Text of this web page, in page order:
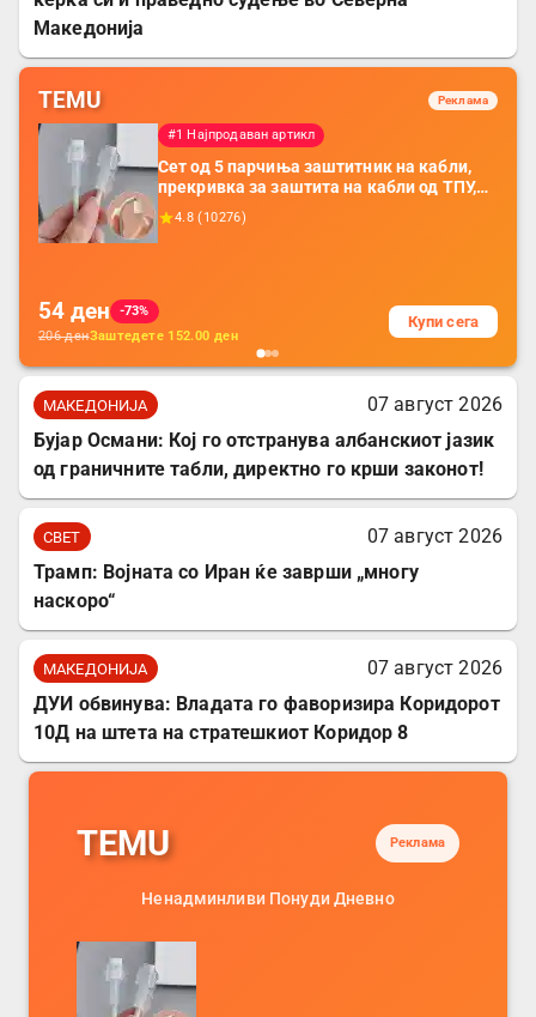
Македонија
TEMU Реклама
#1 Најпродаван артикл
Сет од 5 парчиња заштитник на кабли,
прекривка за заштита на кабли од ТПУ,
додатоци за заштита на кабли, без
батерија, за мобилни телефони, комплет
4.8 ( 10276)
54 ден
-73%
206денЗаштедете 152.00 ден
Купи сега
МАКЕДОНИЈА
07 август 2026
Бујар Османи: Кој го отстранува албанскиот јазик
од граничните табли, директно го крши законот!
СВЕТ
07 август 2026
Трамп: Војната со Иран ќе заврши „многу
наскоро“
МАКЕДОНИЈА
07 август 2026
ДУИ обвинува: Владата го фаворизира Коридорот
10Д на штета на стратешкиот Коридор 8
TEMU Реклама
Ненадминливи Понуди Дневно